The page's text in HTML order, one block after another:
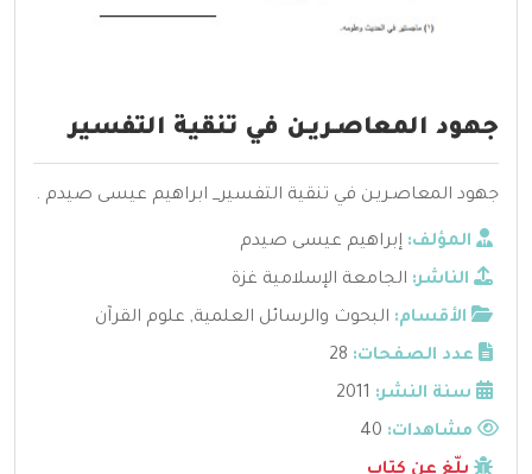
جهود المعاصـريـن في تنقية التفسير
جهود المعاصـريـن في تنقية التفسير_ ابراهيم عيسى صيدم .
المؤلف: إبراهيم عيسى صيدم
الناشر: الجامعة الإسلامية غزة
الأقسام: البحوث والرسائل العلمية, علوم القرآن
عدد الصفحات: 28
سنة النشر: 2011
مشاهدات: